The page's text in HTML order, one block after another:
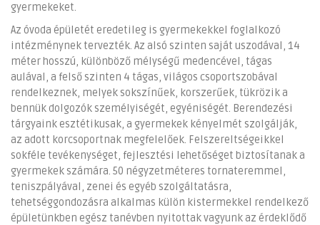
gyermekeket.
Az óvoda épületét eredetileg is gyermekekkel foglalkozó
intézménynek tervezték. Az alsó szinten saját uszodával, 14
méter hosszú, különböző mélységű medencével, tágas
aulával, a felső szinten 4 tágas, világos csoportszobával
rendelkeznek, melyek sokszínűek, korszerűek, tükrözik a
bennük dolgozók személyiségét, egyéniségét. Berendezési
tárgyaink esztétikusak, a gyermekek kényelmét szolgálják,
az adott korcsoportnak megfelelőek. Felszereltségeikkel
sokféle tevékenységet, fejlesztési lehetőséget biztosítanak a
gyermekek számára. 50 négyzetméteres tornateremmel,
teniszpályával, zenei és egyéb szolgáltatásra,
tehetséggondozásra alkalmas külön kistermekkel rendelkező
épületünkben egész tanévben nyitottak vagyunk az érdeklődő